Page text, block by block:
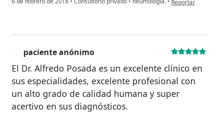
Reportar
paciente anónimo
El Dr. Alfredo Posada es un excelente clínico en
sus especialidades, excelente profesional con
un alto grado de calidad humana y super
acertivo en sus diagnósticos.